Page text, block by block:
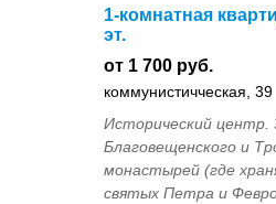
1-комнатная
эт.
от 1 700 руб.
коммунистичческая, 39
Исторический центр.
Благовещенского и
монастырей (где
святых Петра и